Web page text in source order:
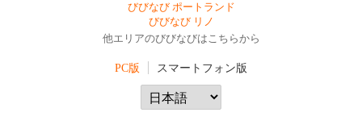
びびなび ポートランド
びびなび リノ
他エリアのびびなびはこちらから
PC版 スマートフォン版